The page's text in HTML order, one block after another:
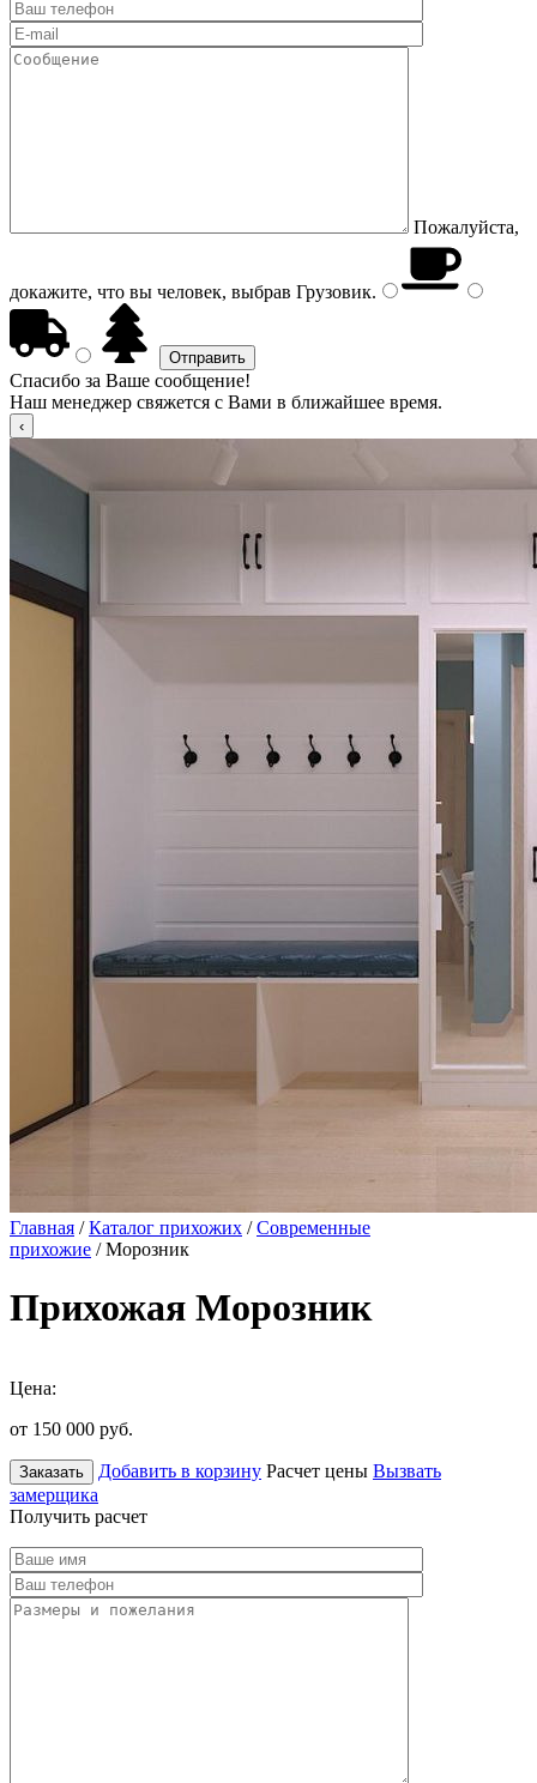
Пожалуйста,
докажите, что вы человек, выбрав Грузовик.
Спасибо за Ваше сообщение!
Наш менеджер свяжется с Вами в ближайшее время.
Главная /Каталог прихожих /Современные
прихожие / Морозник
Прихожая Морозник
Цена:
от 150 000 руб.
Заказать Добавить в корзину Расчет цены Вызвать
замерщика
Получить расчет